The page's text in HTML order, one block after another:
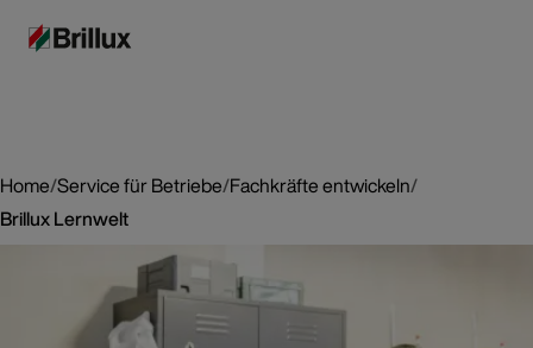
Home/Service für Betriebe/Fachkräfte entwickeln/
Brillux Lernwelt